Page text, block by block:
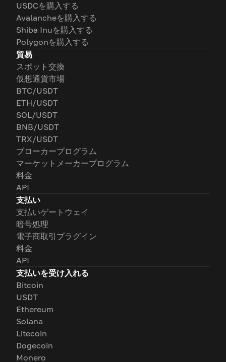
USDCを購入する
Avalancheを購入する
Shiba Inuを購入する
Polygonを購入する
貿易
スポット交換
仮想通貨市場
BTC/USDT
ETH/USDT
SOL/USDT
BNB/USDT
TRX/USDT
ブローカープログラム
マーケットメーカープログラム
料金
API
支払い
支払いゲートウェイ
暗号処理
電子商取引プラグイン
料金
API
支払いを受け入れる
Bitcoin
USDT
Ethereum
Solana
Litecoin
Dogecoin
Monero